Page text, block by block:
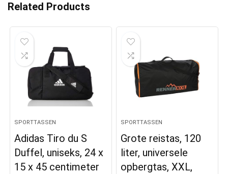
Related Products
SPORTTASSEN
Adidas Tiro du S
Duffel, uniseks, 24 x
15 x 45 centimeter
SPORTTASSEN
Grote reistas, 120
liter, universele
opbergtas, XXL,